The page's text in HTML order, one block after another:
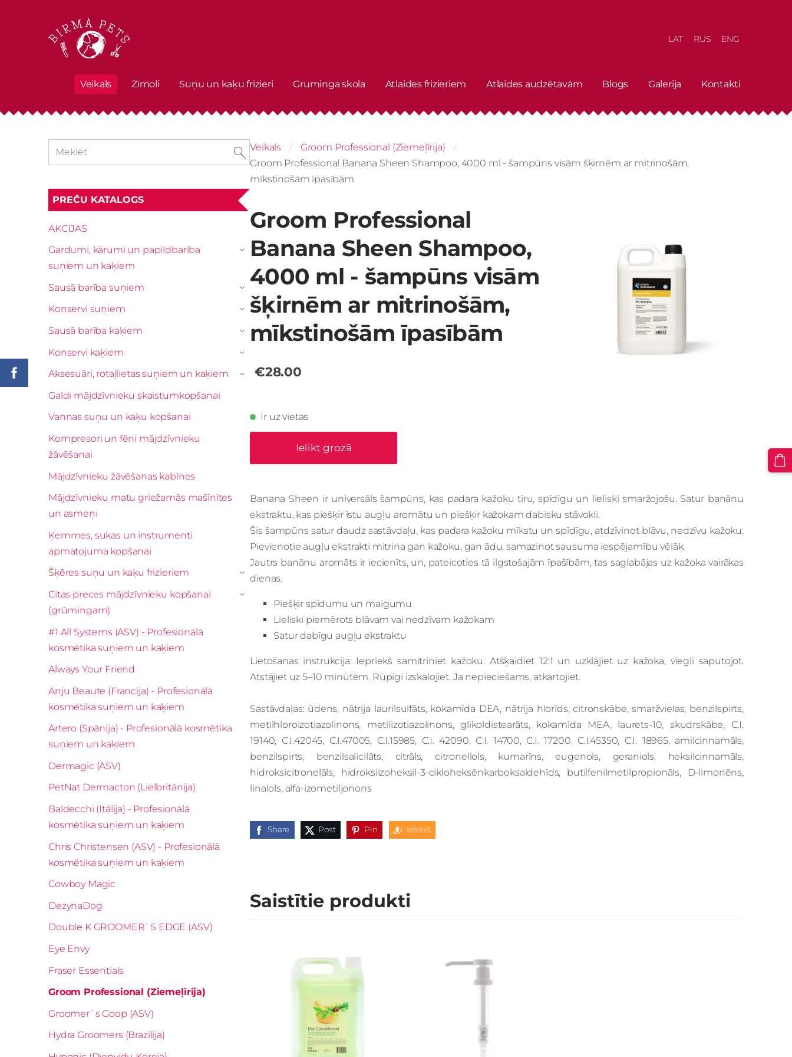
Veikals Zīmoli Suņu un kaķu frizieri Gruminga skola Atlaides frizieriem Atlaides audzētavām Blogs Galerija Kontakti
LAT RUS ENG
PREČU KATALOGS
AKCIJAS
Gardumi, kārumi un papildbarība
suņiem un kaķiem
›
Sausā barība suņiem ›
Konservi suņiem ›
Sausā barība kaķiem ›
Konservi kaķiem ›
Aksesuāri, rotaļlietas suņiem un kaķiem ›
Galdi mājdzīvnieku skaistumkopšanai
Vannas suņu un kaķu kopšanai
Kompresori un fēni mājdzīvnieku
žāvēšanai
Mājdzīvnieku žāvēšanas kabīnes
Mājdzīvnieku matu griežamās mašīnītes
un asmeņi
Ķemmes, sukas un instrumenti
apmatojuma kopšanai
Šķēres suņu un kaķu frizieriem
›
Citas preces mājdzīvnieku kopšanai
(grūmingam)
›
#1 All Systems (ASV) - Profesionālā
kosmētika suņiem un kaķiem
Always Your Friend
Anju Beaute (Francija) - Profesionālā
kosmētika suņiem un kaķiem
Artero (Spānija) - Profesionālā kosmētika
suņiem un kaķiem
Dermagic (ASV)
PetNat Dermacton (Lielbritānija)
Baldecchi (Itālija) - Profesionālā
kosmētika suņiem un kaķiem
Chris Christensen (ASV) - Profesionālā
kosmētika suņiem un kaķiem
Cowboy Magic
DezynaDog
Double K GROOMER`S EDGE (ASV)
Eye Envy
Fraser Essentials
Groom Professional (Ziemeļīrija)
Groomer`s Goop (ASV)
Hydra Groomers (Brazīlija)
Veikals
Groom Professional (Ziemeļīrija)
Groom Professional Banana Sheen Shampoo, 4000 ml - šampūns visām šķirnēm ar mitrinošām,
mīkstinošām īpasībām
Groom Professional
Banana Sheen Shampoo,
4000 ml - šampūns visām
šķirnēm ar mitrinošām,
mīkstinošām īpasībām
€28.00
Ir uz vietas
Ielikt grozā
Banana Sheen ir universāls šampūns, kas padara kažoku tīru, spīdīgu un lieliski smaržojošu. Satur banānu
ekstraktu, kas piešķir īstu augļu aromātu un piešķir kažokam dabisku stāvokli.
Šis šampūns satur daudz sastāvdaļu, kas padara kažoku mīkstu un spīdīgu, atdzīvinot blāvu, nedzīvu kažoku.
Pievienotie augļu ekstrakti mitrina gan kažoku, gan ādu, samazinot sausuma iespējamību vēlāk.
Jautrs banānu aromāts ir iecienīts, un, pateicoties tā ilgstošajām īpašībām, tas saglabājas uz kažoka vairākas
dienas.
Piešķir spīdumu un maigumu
Lieliski piemērots blāvam vai nedzīvam kažokam
Satur dabīgu augļu ekstraktu
Lietošanas instrukcija: Iepriekš samitriniet kažoku. Atšķaidiet 12:1 un uzklājiet uz kažoka, viegli saputojot.
Atstājiet uz 5–10 minūtēm. Rūpīgi izskalojiet. Ja nepieciešams, atkārtojiet.
Sastāvdaļas: ūdens, nātrija laurilsulfāts, kokamīda DEA, nātrija hlorīds, citronskābe, smaržvielas, benzilspirts,
metilhloroizotiazolinons, metilizotiazolinons, glikoldistearāts, kokamīda MEA, laurets-10, skudrskābe, C.I.
19140, C.I.42045, C.I.47005, C.I.15985, C.I. 42090, C.I. 14700, C.I. 17200, C.I.45350, C.I. 18965, amilcinnamāls,
benzilspirts, benzilsalicilāts, citrāls, citronellols, kumarīns, eugenols, geraniols, heksilcinnamāls,
hidroksicitronelāls, hidroksiizoheksil-3-cikloheksēnkarboksaldehīds, butilfenilmetilpropionāls, D-limonēns,
linalols, alfa-izometiljonons
Share Post Pin Ieteikt
Saistītie produkti